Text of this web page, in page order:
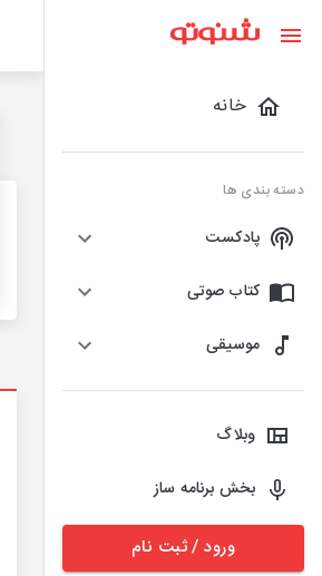
خانه
دسته بندی ها
پادکست
کتاب صوتی
موسیقی
وبلاگ
بخش برنامه ساز
ورود / ثبت نام